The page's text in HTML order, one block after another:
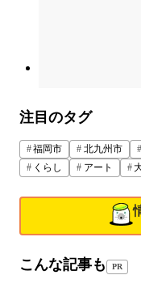
注目のタグ
福岡市 北九州市
くらし
アート
こんな記事も PR